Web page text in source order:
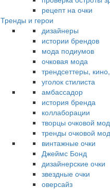
рецепт на очки
Тренды и герои
дизайнеры
истории брендов
мода подиумов
очковая мода
трендсеттеры,
уголок стилиста
амбассадор
история бренда
коллаборации
творцы очковой
тренды очковой
винтажные очки
Джеймс Бонд
дизайнерские очки
звездные очки
оверсайз